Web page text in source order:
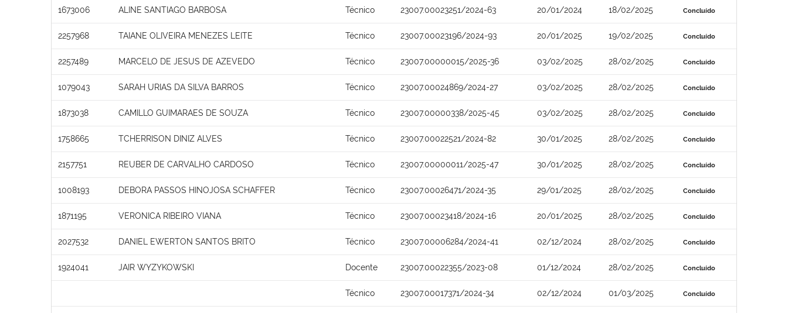
1673006 ALINE SANTIAGO BARBOSA Técnico 23007.00023251/2024-63 20/01/2024 18/02/2025 Concluído
2257968 TAIANE OLIVEIRA MENEZES LEITE Técnico 23007.00023196/2024-93 20/01/2025 19/02/2025 Concluído
2257489 MARCELO DE JESUS DE AZEVEDO Técnico 23007.00000015/2025-36 03/02/2025 28/02/2025 Concluído
1079043 SARAH URIAS DA SILVA BARROS Técnico 23007.00024869/2024-27 03/02/2025 28/02/2025 Concluído
1873038 CAMILLO GUIMARAES DE SOUZA Técnico 23007.00000338/2025-45 03/02/2025 28/02/2025 Concluído
1758665 TCHERRISON DINIZ ALVES Técnico 23007.00022521/2024-82 30/01/2025 28/02/2025 Concluído
2157751 REUBER DE CARVALHO CARDOSO Técnico 23007.00000011/2025-47 30/01/2025 28/02/2025 Concluído
1008193 DEBORA PASSOS HINOJOSA SCHAFFER Técnico 23007.00026471/2024-35 29/01/2025 28/02/2025 Concluído
1871195 VERONICA RIBEIRO VIANA Técnico 23007.00023418/2024-16 20/01/2025 28/02/2025 Concluído
2027532 DANIEL EWERTON SANTOS BRITO Técnico 23007.00006284/2024-41 02/12/2024 28/02/2025 Concluído
1924041 JAIR WYZYKOWSKI Docente 23007.00022355/2023-08 01/12/2024 28/02/2025 Concluído
Técnico 23007.00017371/2024-34 02/12/2024 01/03/2025 Concluído